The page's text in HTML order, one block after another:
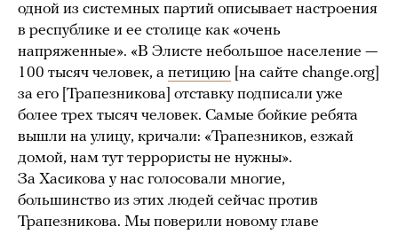
одной из системных партий описывает настроения
в республике и ее столице как «очень
напряженные». «В Элисте небольшое население —
100 тысяч человек, а петицию [на сайте change.org]
за его [Трапезникова] отставку подписали уже
более трех тысяч человек. Самые бойкие ребята
вышли на улицу, кричали: «Трапезников, езжай
домой, нам тут террористы не нужны».
За Хасикова у нас голосовали многие,
большинство из этих людей сейчас против
Трапезникова. Мы поверили новому главе